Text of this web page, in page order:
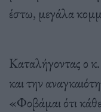
έστω, μεγάλα
Καταλήγοντας ο
και την
«Φοβάμαι ότι